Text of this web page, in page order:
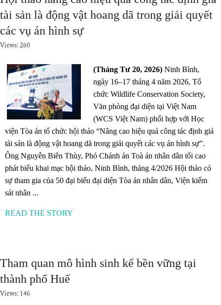
tài sản là động vật hoang dã trong giải quyết
các vụ án hình sự
Views: 260
(Tháng Tư 20, 2026) Ninh Bình,
ngày 16–17 tháng 4 năm 2026, Tổ
chức Wildlife Conservation Society,
Văn phòng đại diện tại Việt Nam
(WCS Việt Nam) phối hợp với Học
viện Tòa án tổ chức hội thảo “Nâng cao hiệu quả công tác định giá
tài sản là động vật hoang dã trong giải quyết các vụ án hình sự”.
Ông Nguyễn Biên Thùy, Phó Chánh án Toà án nhân dân tối cao
phát biểu khai mạc hội thảo, Ninh Bình, tháng 4/2026 Hội thảo có
sự tham gia của 50 đại biểu đại diện Tòa án nhân dân, Viện kiểm
sát nhân ...
READ THE STORY
Tham quan mô hình sinh kế bền vững tại
thành phố Huế
Views: 146